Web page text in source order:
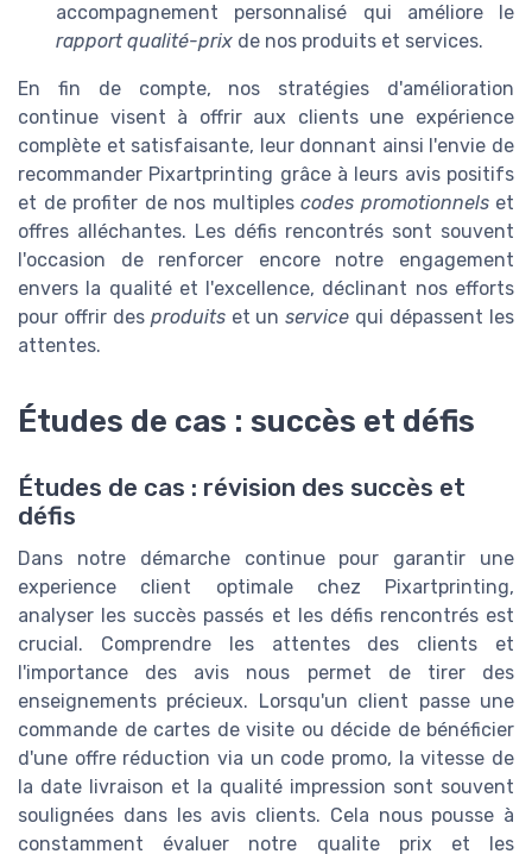
accompagnement personnalisé qui améliore le
rapport qualité-prix de nos produits et services.
En fin de compte, nos stratégies d'amélioration
continue visent à offrir aux clients une expérience
complète et satisfaisante, leur donnant ainsi l'envie de
recommander Pixartprinting grâce à leurs avis positifs
et de profiter de nos multiples codes promotionnelset
offres alléchantes. Les défis rencontrés sont souvent
l'occasion de renforcer encore notre engagement
envers la qualité et l'excellence, déclinant nos efforts
pour offrir des produitset unservice qui dépassent les
attentes.
Études de cas : succès et défis
Études de cas : révision des succès et
défis
Dans notre démarche continue pour garantir une
experience client optimale chez Pixartprinting,
analyser les succès passés et les défis rencontrés est
crucial. Comprendre les attentes des clients et
l'importance des avis nous permet de tirer des
enseignements précieux. Lorsqu'un client passe une
commande de cartes de visite ou décide de bénéficier
d'une offre réduction via un code promo, la vitesse de
la date livraison et la qualité impression sont souvent
soulignées dans les avis clients. Cela nous pousse à
constamment évaluer notre qualite prix et les